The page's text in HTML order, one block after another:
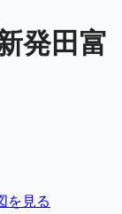
発田富
を見る